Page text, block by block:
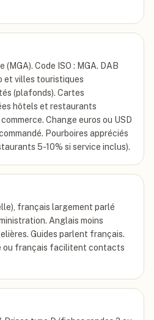
(MGA). Code ISO : MGA. DAB
et villes touristiques
(plafonds). Cartes
hôtels et restaurants
Change euros ou USD
Pourboires appréciés
5-10% si service inclus).
français largement parlé
Anglais moins
Guides parlent français.
ou français facilitent contacts